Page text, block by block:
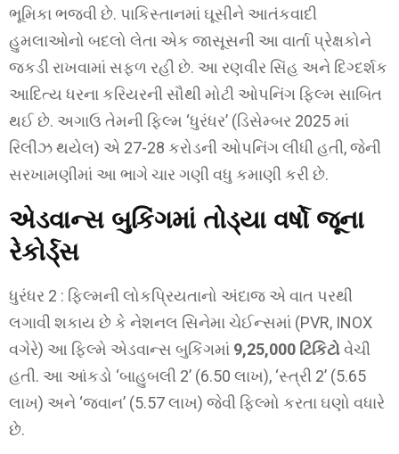
ભૂમિકા ભજવી છે. પાકિસ્તાનમાં ઘૂસીને આતંકવાદી
હુમલાઓનો બદલો લેતા એક જાસૂસની આ વાર્તા પ્રેક્ષકોને
જકડી રાખવામાં સફળ રહી છે. આ રણવીર સિંહ અને દિગ્દર્શક
આદિત્ય ધરના કરિયરની સૌથી મોટી ઓપનિંગ ફિલ્મ સાબિત
થઈ છે. અગાઉ તેમની ફિલ્મ ‘ધુરંધર’ (ડિસેમ્બર 2025 માં
રિલીઝ થયેલ) એ 27-28 કરોડની ઓપનિંગ લીધી હતી, જેની
સરખામણીમાં આ ભાગે ચાર ગણી વધુ કમાણી કરી છે.
એડવાન્સ બુકિંગમાં તોડ્યા વર્ષો જૂના
રેકોર્ડ્સ
ધુરંધર 2 : ફિલ્મની લોકપ્રિયતાનો અંદાજ એ વાત પરથી
લગાવી શકાય છે કે નેશનલ સિનેમા ચેઈન્સમાં (PVR, INOX
વગેરે) આ ફિલ્મે એડવાન્સ બુકિંગમાં 9,25,000 ટિકિટોવેચી
હતી. આ આંકડો ‘બાહુબલી 2’ (6.50 લાખ), ‘સ્ત્રી 2’ (5.65
લાખ) અને ‘જવાન’ (5.57 લાખ) જેવી ફિલ્મો કરતા ઘણો વધારે
છે.